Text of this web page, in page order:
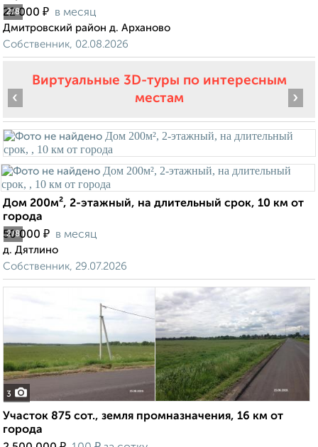
2/8
22 000 ₽ в месяц
Дмитровский район д. Арханово
Собственник, 02.08.2026
Виртуальные 3D-туры по интересным
местам
2/8
‹ ›
Дом 200м², 2-этажный, на длительный срок, 10 км от
города
50 000 ₽ в месяц
д. Дятлино
Собственник, 29.07.2026
3
Участок 875 сот., земля промназначения, 16 км от
города